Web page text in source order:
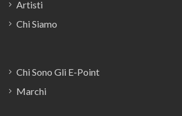
Artisti
Chi Siamo
Chi Sono Gli E-Point
Marchi